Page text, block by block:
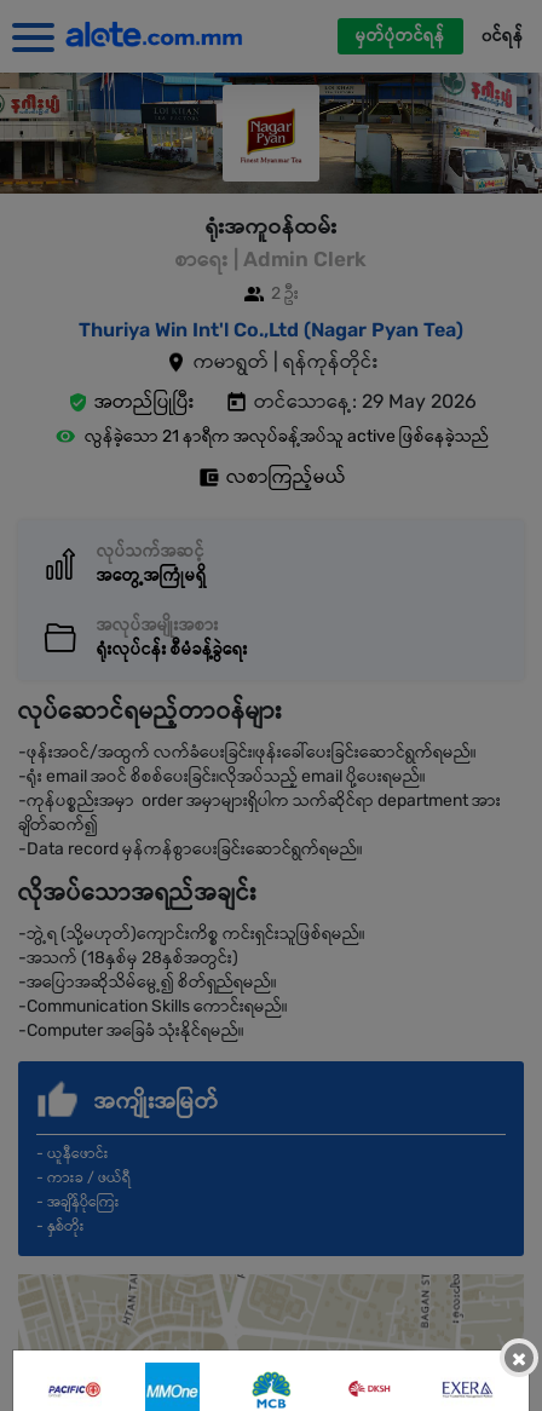
မှတ်ပုံတင်ရန် ၀င်ရန်
ရုံးအကူဝန်ထမ်း
စာရေး | Admin Clerk
2 ဦး
Thuriya Win Int'l Co.,Ltd (Nagar Pyan Tea)
ကမာရွတ် | ရန်ကုန်တိုင်း
အတည်ပြုပြီး
တင်သောနေ့: 29 May 2026
လွန်ခဲ့သော 21 နာရီက အလုပ်ခန့်အပ်သူ active ဖြစ်နေခဲ့သည်
လစာကြည့်မယ်
လုပ်သက်အဆင့်
အတွေ့အကြုံမရှိ
အလုပ်အမျိုးအစား
ရုံးလုပ်ငန်း စီမံခန့်ခွဲရေး
လုပ်ဆောင်ရမည့်တာဝန်များ
-ဖုန်းအဝင်/အထွက် လက်ခံပေးခြင်း၊ဖုန်းခေါ်ပေးခြင်းဆောင်ရွက်ရမည်။
-ရုံး email အဝင် စိစစ်ပေးခြင်း၊လိုအပ်သည့် email ပို့ပေးရမည်။
-ကုန်ပစ္စည်းအမှာ order အမှာများရှိပါက သက်ဆိုင်ရာ department အား
ချိတ်ဆက်၍
-Data record မှန်ကန်စွာပေးခြင်းဆောင်ရွက်ရမည်။
လိုအပ်သောအရည်အချင်း
-ဘွဲ့ရ (သို့မဟုတ်)ကျောင်းကိစ္စ ကင်းရှင်းသူဖြစ်ရမည်။
-အသက် (18နှစ်မှ 28နှစ်အတွင်း)
-အပြောအဆိုသိမ်မွေ့၍ စိတ်ရှည်ရမည်။
-Communication Skills ကောင်းရမည်။
-Computer အခြေခံ သုံးနိုင်ရမည်။
အကျိုးအမြတ်
- ယူနီဖောင်း
- ကားခ / ဖယ်ရီ
- အချိန်ပိုကြေး
- နှစ်တိုး
×